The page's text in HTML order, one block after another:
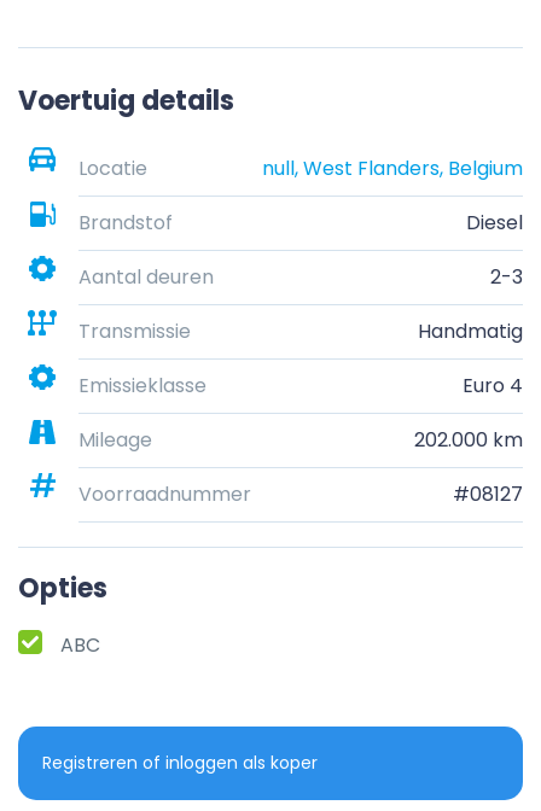
Voertuig details
Locatie
null, West Flanders, Belgium
Brandstof
Diesel
Aantal deuren
2-3
Transmissie
Handmatig
Emissieklasse
Euro 4
Mileage
202.000 km
Voorraadnummer
#08127
Opties
ABC
Registreren of inloggen als koper